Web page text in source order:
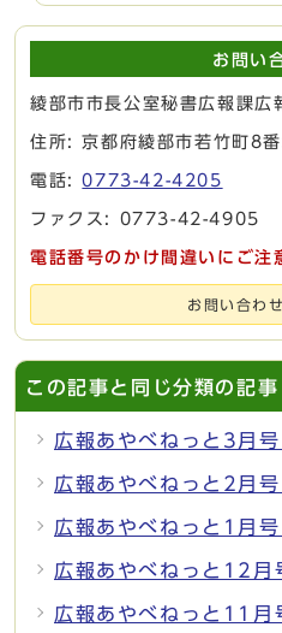
お問い
綾部市市長公室秘書広報課広
住所: 京都府綾部市若竹町8番
電話:0773-42-4205
ファクス: 0773-42-4905
電話番号のかけ間違いにご注
お問い合わ
この記事と同じ分類の記事
広報あやべねっと3月
広報あやべねっと2月
広報あやべねっと1月
広報あやべねっと12月
広報あやべねっと11月